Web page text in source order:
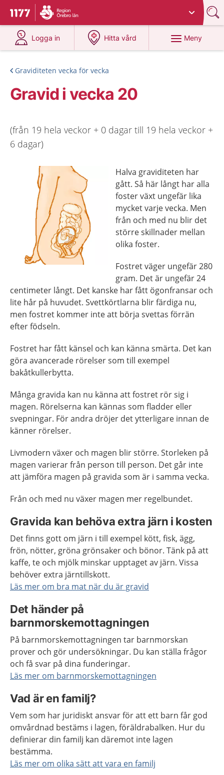
Till startsidan för 1177
Du har valt region
Logga in
på 1177.se
Hitta vård
på 1177.se
Meny
Graviditeten vecka för vecka
Gravid i vecka 20
(från 19 hela veckor + 0 dagar till 19 hela veckor +
6 dagar)
Halva graviditeten har
gått. Så här långt har alla
foster växt ungefär lika
mycket varje vecka. Men
från och med nu blir det
större skillnader mellan
olika foster.
Fostret väger ungefär 280
gram. Det är ungefär 24
centimeter långt. Det kanske har fått ögonfransar och
lite hår på huvudet. Svettkörtlarna blir färdiga nu,
men fostret kommer inte att börja svettas förrän
efter födseln.
Fostret har fått känsel och kan känna smärta. Det kan
göra avancerade rörelser som till exempel
bakåtkullerbytta.
Många gravida kan nu känna att fostret rör sig i
magen. Rörelserna kan kännas som fladder eller
svepningar. För andra dröjer det ytterligare innan de
känner rörelser.
Livmodern växer och magen blir större. Storleken på
magen varierar från person till person. Det går inte
att jämföra magen på gravida som är i samma vecka.
Från och med nu växer magen mer regelbundet.
Gravida kan behöva extra järn i kosten
Det finns gott om järn i till exempel kött, fisk, ägg,
frön, nötter, gröna grönsaker och bönor. Tänk på att
kaffe, te och mjölk minskar upptaget av järn. Vissa
behöver extra järntillskott.
Läs mer om bra mat när du är gravid
Det händer på
barnmorskemottagningen
På barnmorskemottagningen tar barnmorskan
prover och gör undersökningar. Du kan ställa frågor
och få svar på dina funderingar.
Läs mer om barnmorskemottagningen
Vad är en familj?
Vem som har juridiskt ansvar för att ett barn får god
omvårdnad bestäms i lagen, föräldrabalken. Hur du
definierar din familj kan däremot inte lagen
bestämma.
Läs mer om olika sätt att vara en familj